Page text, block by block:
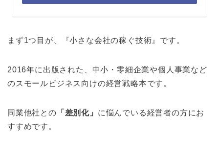
まず1つ目が、『小さな会社の稼ぐ技術』です。
2016年に出版された、中小・零細企業や個人事業など
のスモールビジネス向けの経営戦略本です。
同業他社との 「差別化」 に悩んでいる経営者の方にお
すすめです。